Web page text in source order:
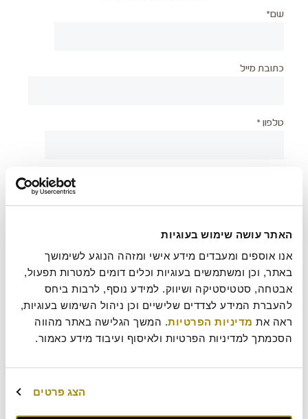
האתר עושה שימוש בעוגיות
ראה את מדיניות הפרטיות
הסכמתך למדיניות הפרטיות ולאיסוף ועיבוד מידע כאמור.
הצג פרטים
שם*
כתובת מייל
טלפון *
צירוף קובץ
בעת שליחת טופס זה אני מאשר/ת כי קראתי אתמדיניות
עוד משהו נחמד שכדאי שנדע עלייך?